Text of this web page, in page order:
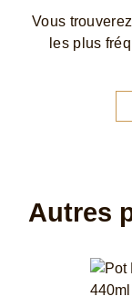
Vous
les plus
Autres